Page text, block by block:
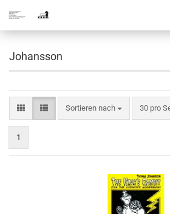
Johansson
Sortieren nach
Sortieren nach 30 pro
pro Seite
1